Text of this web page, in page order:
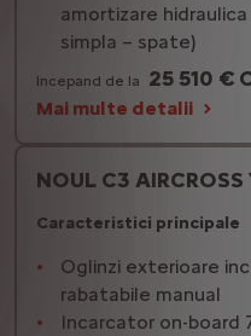
amortizare
simpla – spate)
Incepand de la 25 510 €
Mai multe detalii
NOUL C3 AIRCROSS
Caracteristici principale
Oglinzi exterioare
rabatabile manual
Incarcator on-board